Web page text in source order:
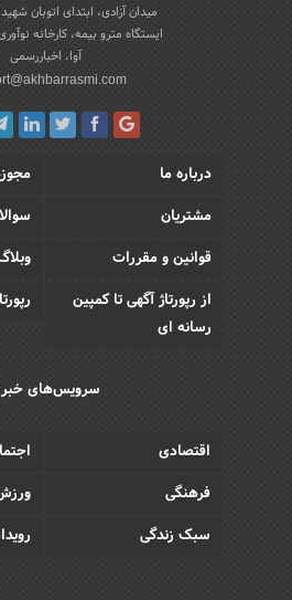
میدان آزادی، ابتدای اتوبان
ایستگاه مترو بیمه، کارخانه
آوا، اخباررسمی
درباره ما
مشتریان
قوانین و مقررات
از رپورتاژ آگهی تا کمپین
رسانه ای
سرویس‌های
اقتصادی
فرهنگی
سبک زندگی